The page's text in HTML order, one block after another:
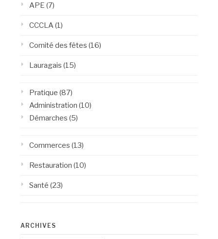
APE (7)
CCCLA (1)
Comité des fêtes (16)
Lauragais (15)
Pratique (87)
Administration (10)
Démarches (5)
Commerces (13)
Restauration (10)
Santé (23)
ARCHIVES